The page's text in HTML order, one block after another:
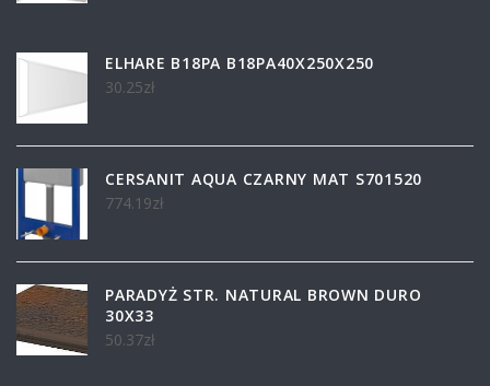
ELHARE B18PA B18PA40X250X250
30.25zł
CERSANIT AQUA CZARNY MAT S701520
774.19zł
PARADYŻ STR. NATURAL BROWN DURO
30X33
50.37zł